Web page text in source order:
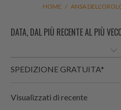
HOME / ANSA
SPEDIZIONE GRATUITA*
Visualizzati di recente